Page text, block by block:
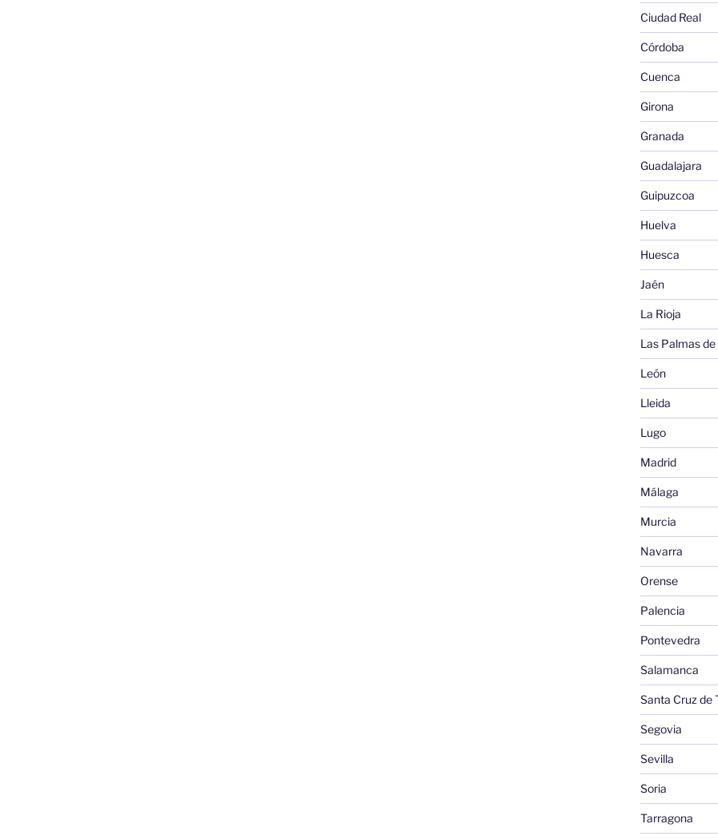
Ciudad Real
Córdoba
Cuenca
Girona
Granada
Guadalajara
Guipuzcoa
Huelva
Huesca
Jaén
La Rioja
Las Palmas
León
Lleida
Lugo
Madrid
Málaga
Murcia
Navarra
Orense
Palencia
Pontevedra
Salamanca
Santa Cruz de
Segovia
Sevilla
Soria
Tarragona